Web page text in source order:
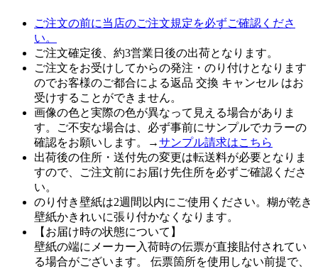
ご注文の前に当店のご注文規定を必ずご確認くださ
い。
ご注文確定後、約3営業日後の出荷となります。
ご注文をお受けしてからの発注・のり付けとなります
のでお客様のご都合による返品 交換 キャンセル はお
受けすることができません。
画像の色と実際の色が異なって見える場合がありま
す。ご不安な場合は、必ず事前にサンプルでカラーの
確認をお願いします。→サンプル請求はこちら
出荷後の住所・送付先の変更は転送料が必要となりま
すので、ご注文前にお届け先住所を必ずご確認くださ
い。
のり付き壁紙は2週間以内にご使用ください。糊が乾き
壁紙かきれいに張り付かなくなります。
【お届け時の状態について】
壁紙の端にメーカー入荷時の伝票が直接貼付されてい
る場合がございます。 伝票箇所を使用しない前提で、